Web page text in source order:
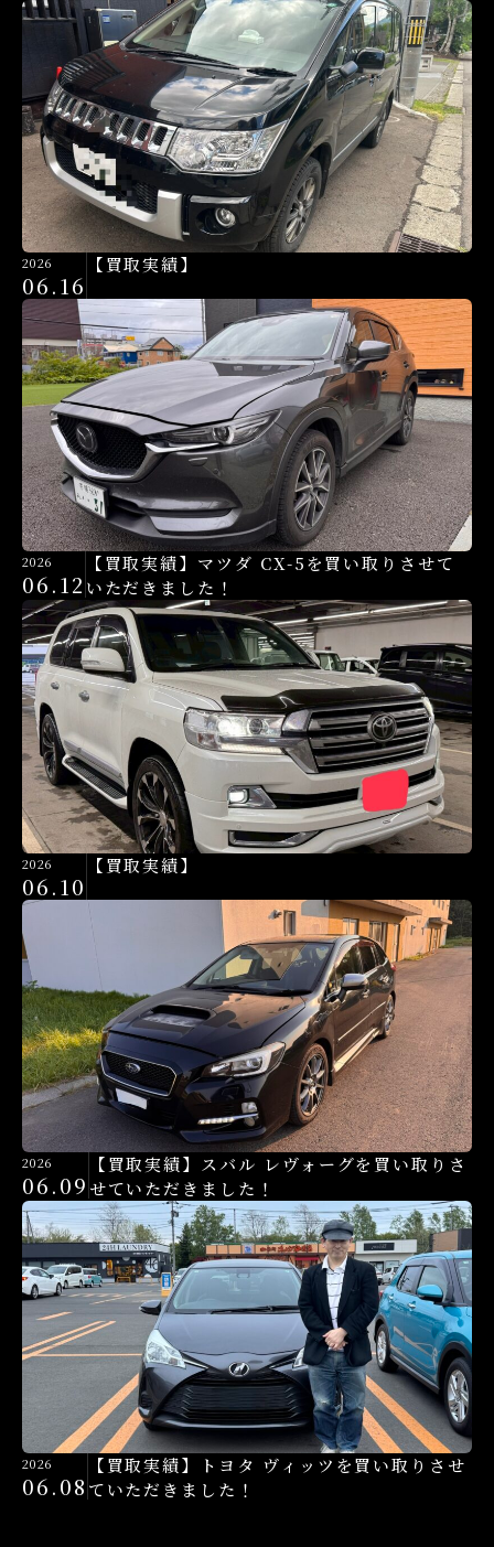
2026
06.16
【買取実績】
2026
06.12
【買取実績】マツダ CX-5を買い取りさせて
いただきました！
2026
06.10
【買取実績】
2026
06.09
【買取実績】スバル レヴォーグを買い取りさ
せていただきました！
2026
06.08
【買取実績】トヨタ ヴィッツを買い取りさせ
ていただきました！